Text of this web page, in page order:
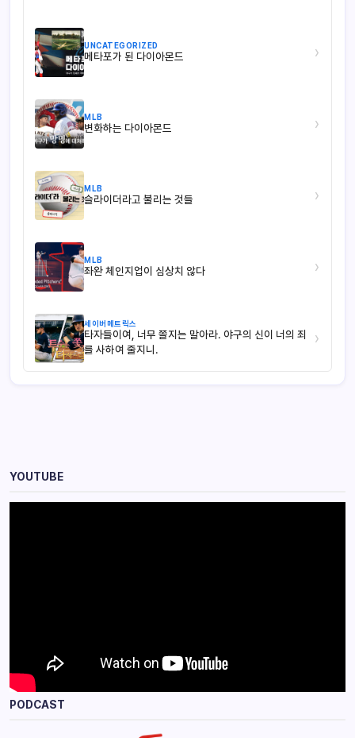
UNCATEGORIZED
메타포가 된 다이아몬드 ›
MLB
변화하는 다이아몬드 ›
MLB
슬라이더라고 불리는 것들 ›
MLB
좌완 체인지업이 심상치 않다 ›
세이버메트릭스
타자들이여, 너무 쫄지는 말아라. 야구의 신이 너의 죄
를 사하여 줄지니.
›
YOUTUBE
PODCAST